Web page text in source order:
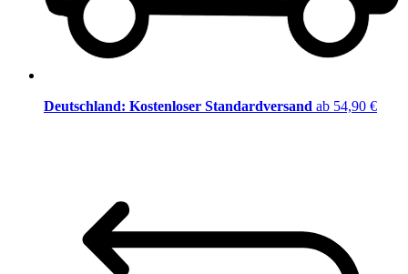
Deutschland: Kostenloser Standardversand ab 54,90 €